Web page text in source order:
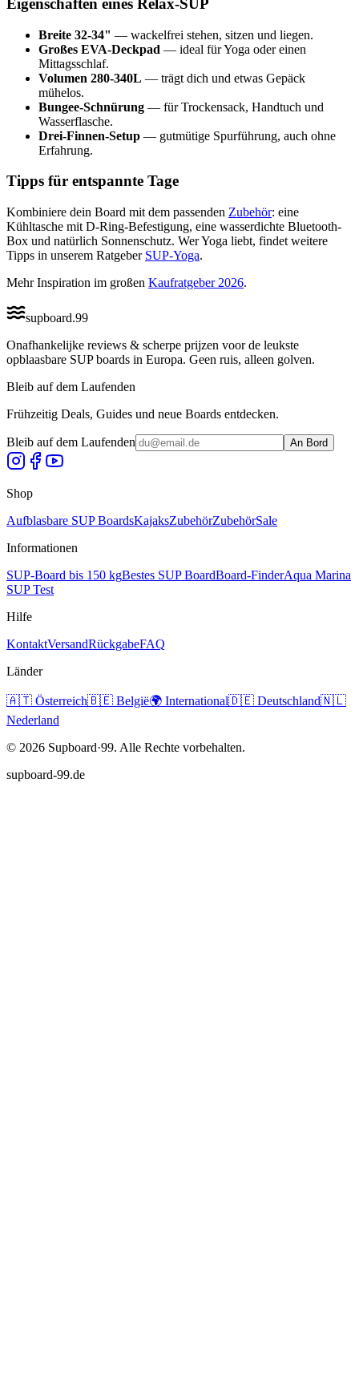
Eigenschaften eines Relax-SUP
Breite 32-34" — wackelfrei stehen, sitzen und liegen.
Großes EVA-Deckpad — ideal für Yoga oder einen
Mittagsschlaf.
Volumen 280-340L — trägt dich und etwas Gepäck
mühelos.
Bungee-Schnürung — für Trockensack, Handtuch und
Wasserflasche.
Drei-Finnen-Setup — gutmütige Spurführung, auch ohne
Erfahrung.
Tipps für entspannte Tage
Kombiniere dein Board mit dem passenden Zubehör: eine
Kühltasche mit D-Ring-Befestigung, eine wasserdichte Bluetooth-
Box und natürlich Sonnenschutz. Wer Yoga liebt, findet weitere
Tipps in unserem Ratgeber SUP-Yoga.
Mehr Inspiration im großen Kaufratgeber 2026.
supboard.99
Onafhankelijke reviews & scherpe prijzen voor de leukste
opblaasbare SUP boards in Europa. Geen ruis, alleen golven.
Bleib auf dem Laufenden
Frühzeitig Deals, Guides und neue Boards entdecken.
Bleib auf dem Laufenden An Bord
Shop
Aufblasbare SUP BoardsKajaksZubehörZubehörSale
Informationen
SUP-Board bis 150 kgBestes SUP BoardBoard-FinderAqua Marina
SUP Test
Hilfe
KontaktVersandRückgabeFAQ
Länder
🇦🇹 Österreich🇧🇪 België🌍 International🇩🇪 Deutschland🇳🇱
Nederland
© 2026 Supboard·99. Alle Rechte vorbehalten.
supboard-99.de